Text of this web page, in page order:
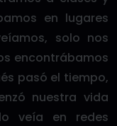
en lugares
solo nos
encontrábamos
pasó el tiempo,
nuestra vida
veía en redes